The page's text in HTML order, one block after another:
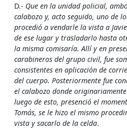
D.- Que en la unidad policial,
calabozo y, acto seguido, uno de
procedió a vendarle la vista a
de ese lugar y trasladarlo hasta
la misma comisarí­a. Allí­ y en
carabineros del grupo civil, fue
consistentes en aplicación de
del cuerpo. Posteriormente fue
el calabozo donde
luego de esto, presenció el
Tomás, se le hizo el mismo
vista y sacarlo de la celda.